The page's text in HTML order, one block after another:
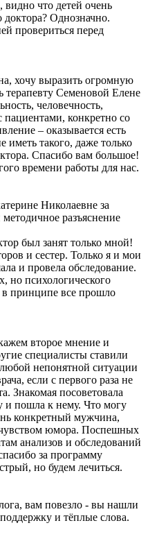
видно что детей очень
Однозначно.
провериться перед
хочу выразить огромную
терапевту Семеновой Елене
человечность,
конкретно со
– оказывается есть
такого, даже только
Спасибо вам большое!
времени работы для нас.
Николаевне за
разъяснение
был занят только мной!
и сестер. Только я и мои
и провела обследование.
но психологического
в принципе все прошло
второе мнение и
специалисты ставили
непонятной ситуации
если с первого раза не
Знакомая посоветовала
и пошла к нему. Что могу
конкретный мужчина,
чувством юмора. Поспешных
анализов и обследований
за программу
но будем лечиться.
вам повезло - вы нашли
и тёплые слова.